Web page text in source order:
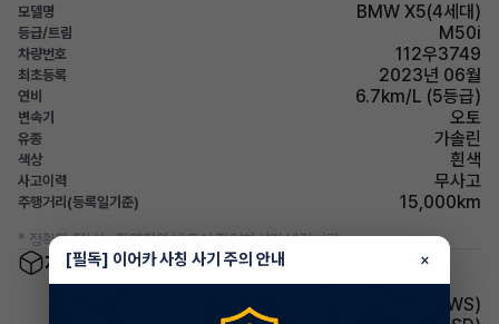
모델명 BMW X5(4세대)
등급/트림 M50i
차량번호 112우3749
최초등록 2023년 06월
연비 6.7km/L (5등급)
변속기 오토
유종 가솔린
색상 흰색
사고이력 무사고
주행거리(등록일기준) 15,000km
* 정확한 정보는 판매자와 반드시 확인하시기 바랍니다.
차량 옵션 정보
주행안전 차선이탈경보(LDWS)
[필독] 이어카 사칭 사기 주의 안내 ×